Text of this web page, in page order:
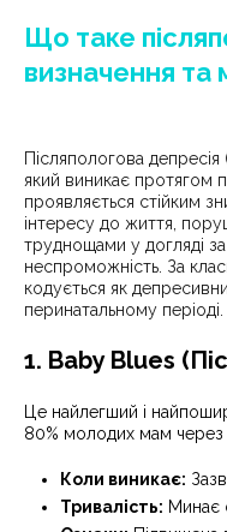
Що таке
визначення
Післяпологова
який виникає протягом
проявляється стійким
інтересу до життя,
труднощами у догляді
неспроможність. За
кодується як
перинатальному періоді.
1. Baby Blues
Це найлегший і
80% молодих мам через
Коли виникає:
Тривалість: Минає